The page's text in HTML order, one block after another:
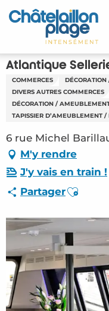
Aller
au
principal
Accueil
Découvrir
Activités
A vivre
Rendez-vous
Votre séjour
Atlantique
COMMERCES
DIVERS AUTRES COMMERCES
DÉCORATION /
TAPISSIER D’AMEUBLEMENT /
6 rue Michel
M'y rendre
J'y vais en train !
PartagerAjouter